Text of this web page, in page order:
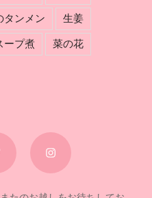
タンメン 生姜
ープ煮 菜の花
Instagram